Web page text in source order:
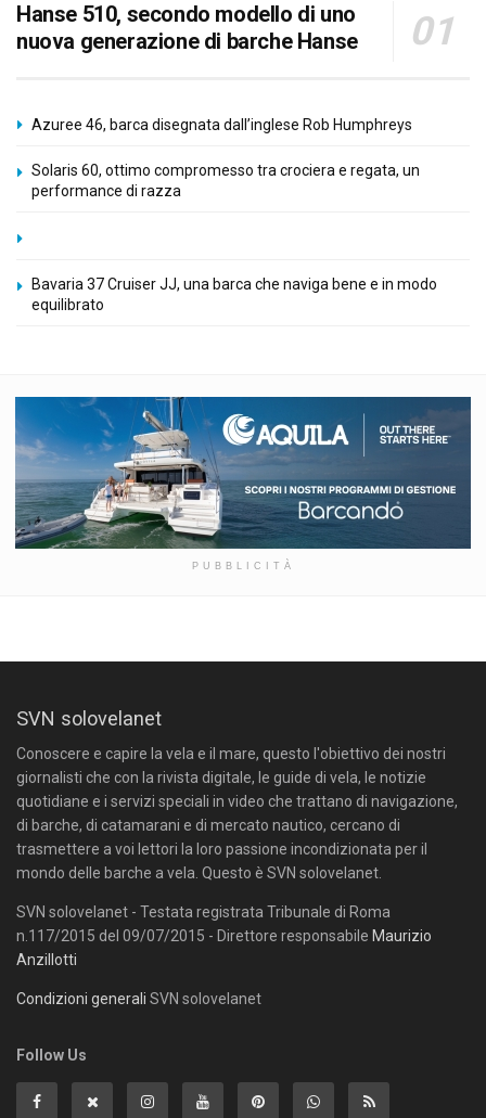
Hanse 510, secondo modello di uno
nuova generazione di barche Hanse
Azuree 46, barca disegnata dall’inglese Rob Humphreys
Solaris 60, ottimo compromesso tra crociera e regata, un
performance di razza
Bavaria 37 Cruiser JJ, una barca che naviga bene e in modo
equilibrato
PUBBLICITÀ
SVN solovelanet
Conoscere e capire la vela e il mare, questo l'obiettivo dei nostri
giornalisti che con la rivista digitale, le guide di vela, le notizie
quotidiane e i servizi speciali in video che trattano di navigazione,
di barche, di catamarani e di mercato nautico, cercano di
trasmettere a voi lettori la loro passione incondizionata per il
mondo delle barche a vela. Questo è SVN solovelanet.
SVN solovelanet - Testata registrata Tribunale di Roma
n.117/2015 del 09/07/2015 - Direttore responsabile Maurizio
Anzillotti
Condizioni generali SVN solovelanet
Follow Us